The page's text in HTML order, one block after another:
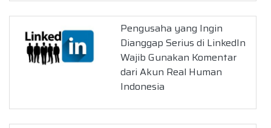
Pengusaha yang Ingin
Dianggap Serius di LinkedIn
Wajib Gunakan Komentar
dari Akun Real Human
Indonesia